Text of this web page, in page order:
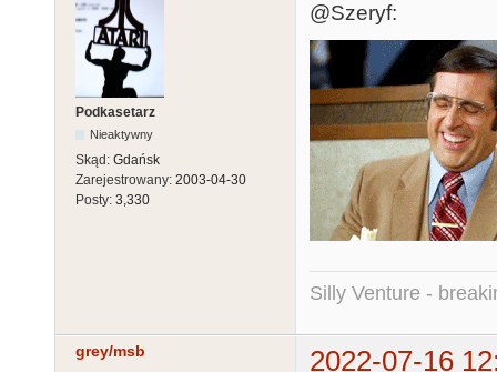
Podkasetarz
Nieaktywny
Skąd: Gdańsk
Zarejestrowany: 2003-04-30
Posty: 3,330
@Szeryf:
Silly Venture -
grey/msb 2022-07-16